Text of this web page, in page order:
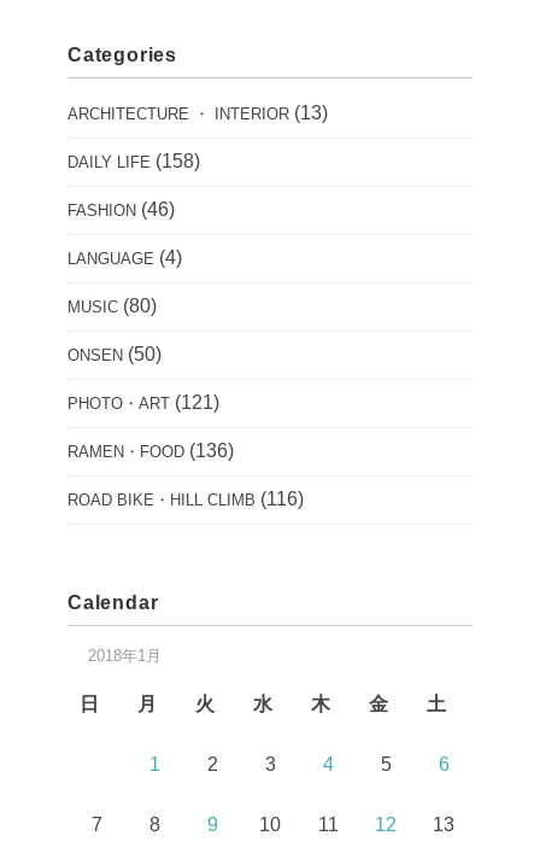
Categories
ARCHITECTURE ・ INTERIOR (13)
DAILY LIFE (158)
FASHION (46)
LANGUAGE (4)
MUSIC (80)
ONSEN (50)
PHOTO・ART (121)
RAMEN・FOOD (136)
ROAD BIKE・HILL CLIMB (116)
Calendar
2018年1月
日 月 火 水 木 金 土
1 2 3 4 5 6
7 8 9 10 11 12 13